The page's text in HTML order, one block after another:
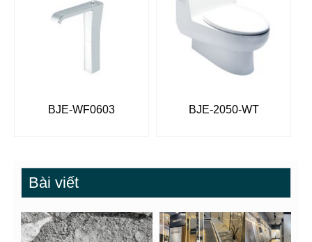
BJE-WF0603 BJE-2050-WT
Bài viết